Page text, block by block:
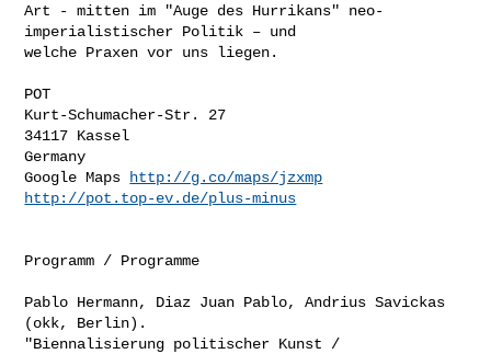
Art - mitten im "Auge des Hurrikans" neo-
imperialistischer Politik – und
welche Praxen vor uns liegen.
POT
Kurt-Schumacher-Str. 27
34117 Kassel
Germany
Google Maps
http://g.co/maps/jzxmp
http://pot.top-ev.de/plus-minus
Programm / Programme
Pablo Hermann, Diaz Juan Pablo, Andrius Savickas
(okk, Berlin).
"Biennalisierung politischer Kunst /